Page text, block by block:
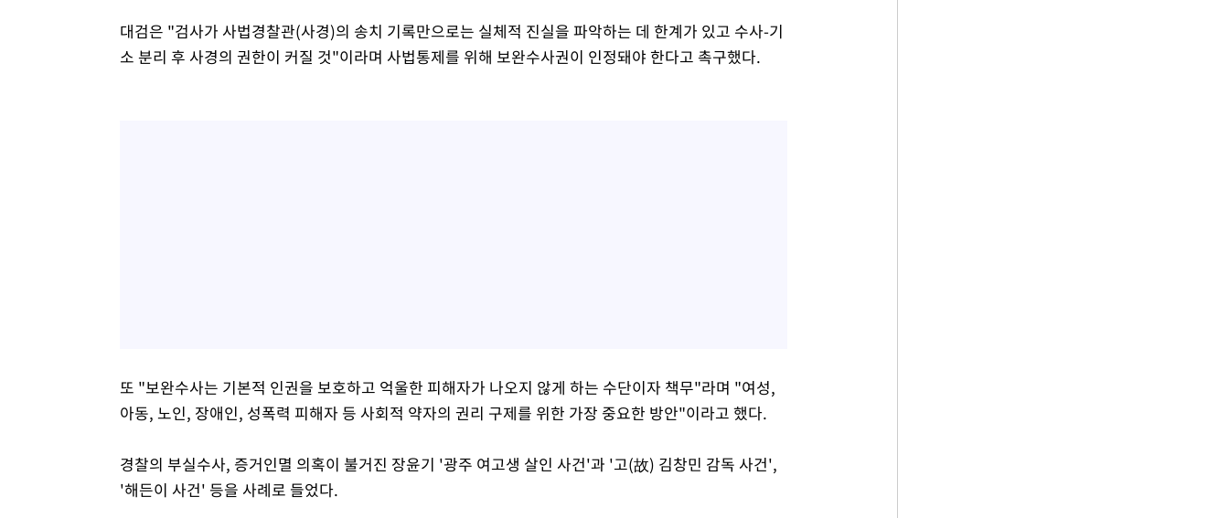
대검은 "검사가 사법경찰관(사경)의 송치 기록만으로는 실체적 진실을 파악하는 데 한계가 있고 수사-기
소 분리 후 사경의 권한이 커질 것"이라며 사법통제를 위해 보완수사권이 인정돼야 한다고 촉구했다.
또 "보완수사는 기본적 인권을 보호하고 억울한 피해자가 나오지 않게 하는 수단이자 책무"라며 "여성,
아동, 노인, 장애인, 성폭력 피해자 등 사회적 약자의 권리 구제를 위한 가장 중요한 방안"이라고 했다.
경찰의 부실수사, 증거인멸 의혹이 불거진 장윤기 '광주 여고생 살인 사건'과 '고(故) 김창민 감독 사건',
'해든이 사건' 등을 사례로 들었다.